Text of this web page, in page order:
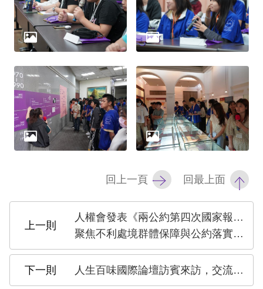
政
策
政
府
網
站
資
料
宣
無
回上一頁 回最上面
人權會發表《兩公約第四次國家報告獨立評估意見》
聚焦不利處境群體保障與公約落實情形
人生百味國際論壇訪賓來訪，交流跨國脈絡下貧窮議題